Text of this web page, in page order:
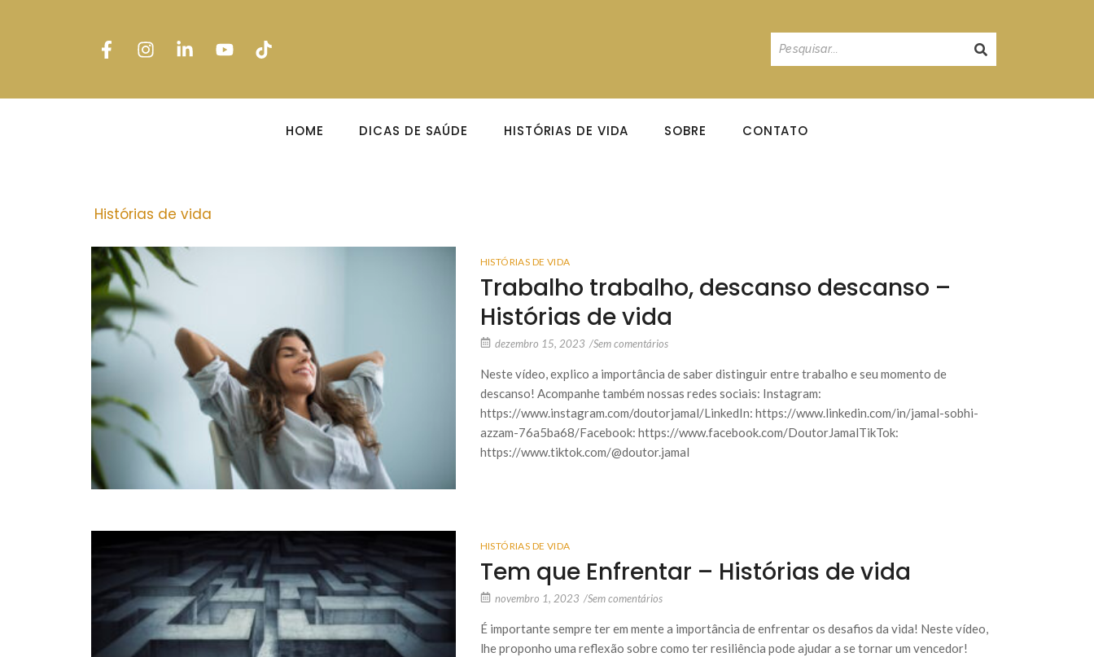
HOME DICAS DE SAÚDE HISTÓRIAS DE VIDA SOBRE CONTATO
Histórias de vida
HISTÓRIAS DE VIDA
Trabalho trabalho, descanso descanso –
Histórias de vida
dezembro 15, 2023 /Sem comentários
Neste vídeo, explico a importância de saber distinguir entre trabalho e seu momento de
descanso! Acompanhe também nossas redes sociais: Instagram:
https://www.instagram.com/doutorjamal/LinkedIn: https://www.linkedin.com/in/jamal-sobhi-
azzam-76a5ba68/Facebook: https://www.facebook.com/DoutorJamalTikTok:
https://www.tiktok.com/@doutor.jamal
HISTÓRIAS DE VIDA
Tem que Enfrentar – Histórias de vida
novembro 1, 2023 /Sem comentários
É importante sempre ter em mente a importância de enfrentar os desafios da vida! Neste vídeo,
lhe proponho uma reflexão sobre como ter resiliência pode ajudar a se tornar um vencedor!